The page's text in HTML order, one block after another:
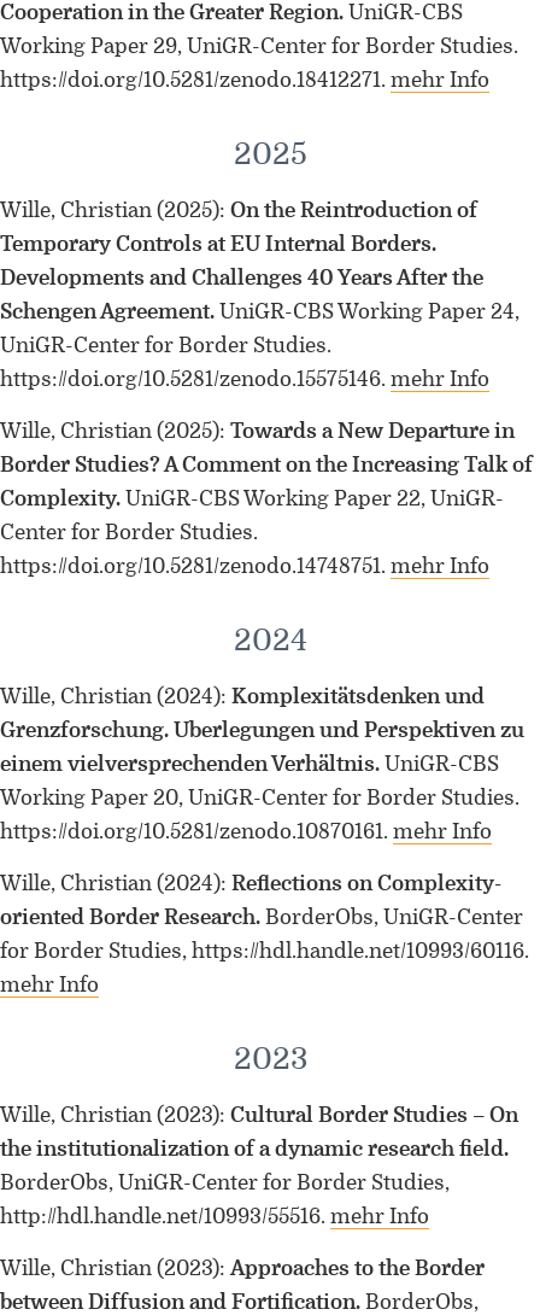
Forschung zu Raum-, Identitäts-,
Praxis-, Grenztheorien und
vergrenzten Lebenswelten
Gründungsmitglied der
Studies” (KWG), „Bordertextures”
(UniGR-CBS) und „LABOR SwissLux“
Gutachter für internationale
Fachzeitschriften und
Fördereinrichtungen
Mitherausgeber der Buchreihe
„Border Studies. Cultures, Spaces,
Forschungsaufenthalte an der
Universität Flensburg, Viadrina
Universität Frankfurt (Oder),
Duisburg-Essen
Doppelpromotion an der Universität
des Saarlandes und Universität
Luxemburg
Cooperation in the Greater Region. UniGR-CBS
Working Paper 29, UniGR-Center for Border Studies.
https://doi.org/10.5281/zenodo.18412271. mehr Info
2025
Wille, Christian (2025): On the Reintroduction of
Temporary Controls at EU Internal Borders.
Developments and Challenges 40 Years After the
Schengen Agreement. UniGR-CBS Working Paper 24,
UniGR-Center for Border Studies.
https://doi.org/10.5281/zenodo.15575146. mehr Info
Wille, Christian (2025): Towards a New Departure in
Border Studies? A Comment on the Increasing Talk of
Complexity. UniGR-CBS Working Paper 22, UniGR-
Center for Border Studies.
https://doi.org/10.5281/zenodo.14748751. mehr Info
2024
Wille, Christian (2024): Komplexitätsdenken und
Grenzforschung. Überlegungen und Perspektiven zu
einem vielversprechenden Verhältnis. UniGR-CBS
Working Paper 20, UniGR-Center for Border Studies.
https://doi.org/10.5281/zenodo.10870161. mehr Info
Wille, Christian (2024): Reflections on Complexity-
oriented Border Research. BorderObs, UniGR-Center
for Border Studies, https://hdl.handle.net/10993/60116.
mehr Info
2023
Wille, Christian (2023): Cultural Border Studies – On
the institutionalization of a dynamic research field.
BorderObs, UniGR-Center for Border Studies,
http://hdl.handle.net/10993/55516. mehr Info
Wille, Christian (2023): Approaches to the Border
between Diffusion and Fortification. BorderObs,